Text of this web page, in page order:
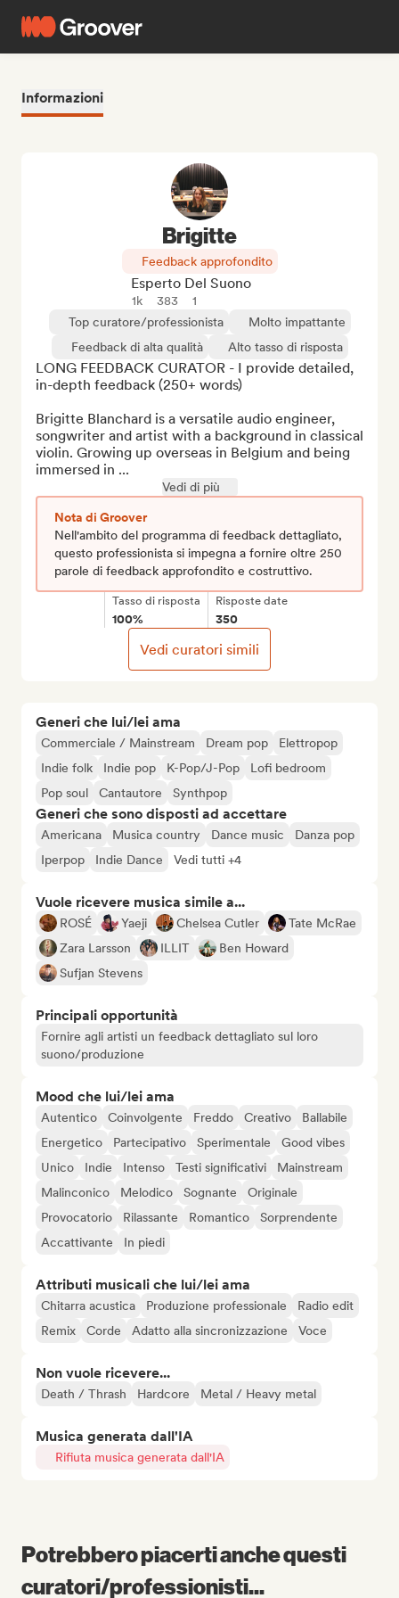
Informazioni
Generi che lui/lei ama
Commerciale / Mainstream Dream pop
Elettropop
Indie folk
Indie pop K-Pop/J-Pop
Lofi bedroom
Pop soul
Cantautore Synthpop
Generi che sono disposti ad accettare
Americana Musica country Dance music
Danza pop
Iperpop
Indie Dance Vedi tutti +4
Vuole ricevere musica simile a...
ROSÉ Yaeji Chelsea Cutler
Tate McRae
Zara Larsson
ILLIT
Ben Howard
Sufjan Stevens
Principali opportunità
Fornire agli artisti un feedback dettagliato sul loro
suono/produzione
Mood che lui/lei ama
Autentico Coinvolgente Freddo Creativo
Ballabile
Energetico
Partecipativo Sperimentale
Good vibes
Unico
Indie Intenso Testi significativi
Mainstream
Malinconico
Melodico Sognante
Originale
Provocatorio
Rilassante Romantico
Sorprendente
Accattivante
In piedi
Attributi musicali che lui/lei ama
Chitarra acustica Produzione professionale
Radio edit
Remix
Corde Adatto alla sincronizzazione Voce
Non vuole ricevere...
Death / Thrash Hardcore Metal / Heavy metal
Musica generata dall'IA
Rifiuta musica generata dall'IA
Brigitte
Feedback approfondito
Esperto Del Suono
1k 383
1
Top curatore/professionista
Molto impattante
Feedback di alta qualità
Alto tasso di risposta
LONG FEEDBACK CURATOR - I provide detailed,
in-depth feedback (250+ words)
Brigitte Blanchard is a versatile audio engineer,
songwriter and artist with a background in classical
violin. Growing up overseas in Belgium and being
immersed in ...
Vedi di più
Nota di Groover
Nell'ambito del programma di feedback dettagliato,
questo professionista si impegna a fornire oltre 250
parole di feedback approfondito e costruttivo.
Tasso di risposta
100%
Risposte date
350
Vedi curatori simili
Potrebbero piacerti anche questi
curatori/professionisti...